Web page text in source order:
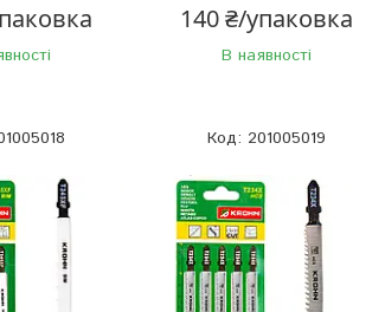
140 ₴/упаковка
В наявності
201005019